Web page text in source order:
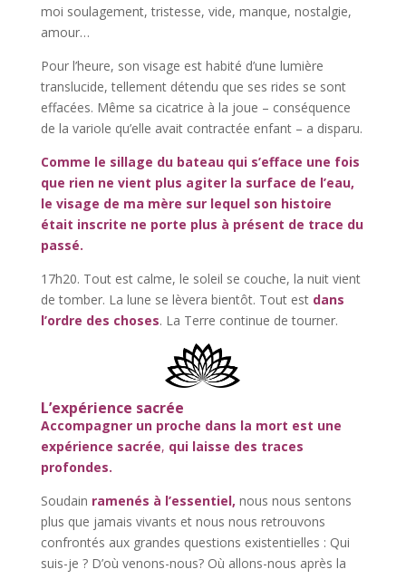
moi soulagement, tristesse, vide, manque, nostalgie,
amour…
Pour l’heure, son visage est habité d’une lumière
translucide, tellement détendu que ses rides se sont
effacées. Même sa cicatrice à la joue – conséquence
de la variole qu’elle avait contractée enfant – a disparu.
Comme le sillage du bateau qui s’efface une fois
que rien ne vient plus agiter la surface de l’eau,
le visage de ma mère sur lequel son histoire
était inscrite ne porte plus à présent de trace du
passé.
17h20. Tout est calme, le soleil se couche, la nuit vient
de tomber. La lune se lèvera bientôt. Tout est dans
l’ordre des choses. La Terre continue de tourner.
L’expérience sacrée
Accompagner un proche dans la mort est une
expérience sacrée, qui laisse des traces
profondes.
Soudain ramenés à l’essentiel, nous nous sentons
plus que jamais vivants et nous nous retrouvons
confrontés aux grandes questions existentielles : Qui
suis-je ? D’où venons-nous? Où allons-nous après la